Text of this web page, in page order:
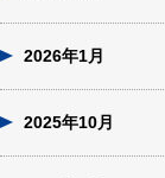
2026年1月
2025年10月